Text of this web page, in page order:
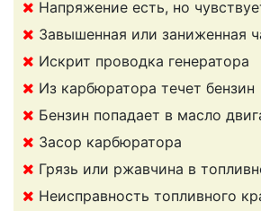
Напряжение есть, но
Завышенная или заниженная
Искрит проводка генератора
Из карбюратора течет бензин
Бензин попадает в масло
Засор карбюратора
Грязь или ржавчина в
Неисправность топливного